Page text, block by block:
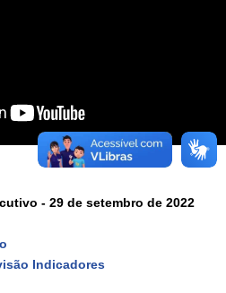
- 29 de setembro de 2022
Indicadores